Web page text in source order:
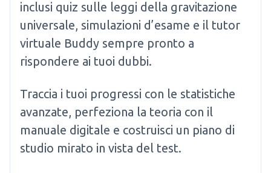
inclusi quiz sulle leggi della gravitazione
universale, simulazioni d’esame e il tutor
virtuale Buddy sempre pronto a
rispondere ai tuoi dubbi.
Traccia i tuoi progressi con le statistiche
avanzate, perfeziona la teoria con il
manuale digitale e costruisci un piano di
studio mirato in vista del test.